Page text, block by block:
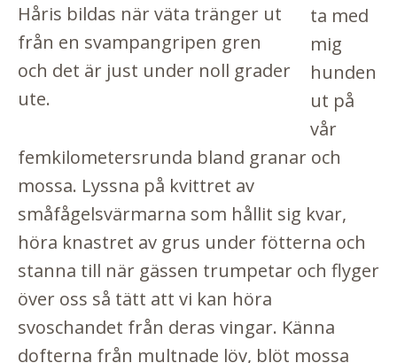
Håris bildas när väta tränger ut
från en svampangripen gren
och det är just under noll grader
ute.
ta med
mig
hunden
ut på
vår
femkilometersrunda bland granar och
mossa. Lyssna på kvittret av
småfågelsvärmarna som hållit sig kvar,
höra knastret av grus under fötterna och
stanna till när gässen trumpetar och flyger
över oss så tätt att vi kan höra
svoschandet från deras vingar. Känna
dofterna från multnade löv, blöt mossa